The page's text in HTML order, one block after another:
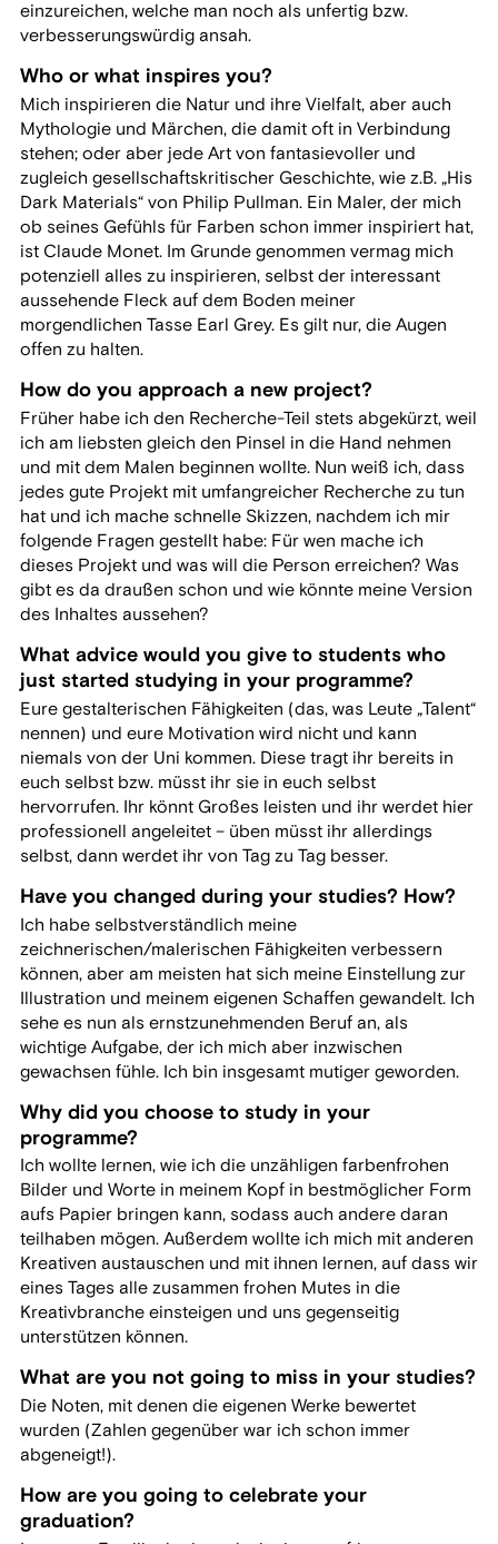
einzureichen, welche man noch als unfertig bzw.
verbesserungswürdig ansah.
Who or what inspires you?
Mich inspirieren die Natur und ihre Vielfalt, aber auch
Mythologie und Märchen, die damit oft in Verbindung
stehen; oder aber jede Art von fantasievoller und
zugleich gesellschaftskritischer Geschichte, wie z.B. „His
Dark Materials“ von Philip Pullman. Ein Maler, der mich
ob seines Gefühls für Farben schon immer inspiriert hat,
ist Claude Monet. Im Grunde genommen vermag mich
potenziell alles zu inspirieren, selbst der interessant
aussehende Fleck auf dem Boden meiner
morgendlichen Tasse Earl Grey. Es gilt nur, die Augen
offen zu halten.
How do you approach a new project?
Früher habe ich den Recherche-Teil stets abgekürzt, weil
ich am liebsten gleich den Pinsel in die Hand nehmen
und mit dem Malen beginnen wollte. Nun weiß ich, dass
jedes gute Projekt mit umfangreicher Recherche zu tun
hat und ich mache schnelle Skizzen, nachdem ich mir
folgende Fragen gestellt habe: Für wen mache ich
dieses Projekt und was will die Person erreichen? Was
gibt es da draußen schon und wie könnte meine Version
des Inhaltes aussehen?
What advice would you give to students who
just started studying in your programme?
Eure gestalterischen Fähigkeiten (das, was Leute „Talent“
nennen) und eure Motivation wird nicht und kann
niemals von der Uni kommen. Diese tragt ihr bereits in
euch selbst bzw. müsst ihr sie in euch selbst
hervorrufen. Ihr könnt Großes leisten und ihr werdet hier
professionell angeleitet – üben müsst ihr allerdings
selbst, dann werdet ihr von Tag zu Tag besser.
Have you changed during your studies? How?
Ich habe selbstverständlich meine
zeichnerischen/malerischen Fähigkeiten verbessern
können, aber am meisten hat sich meine Einstellung zur
Illustration und meinem eigenen Schaffen gewandelt. Ich
sehe es nun als ernstzunehmenden Beruf an, als
wichtige Aufgabe, der ich mich aber inzwischen
gewachsen fühle. Ich bin insgesamt mutiger geworden.
Why did you choose to study in your
programme?
Ich wollte lernen, wie ich die unzähligen farbenfrohen
Bilder und Worte in meinem Kopf in bestmöglicher Form
aufs Papier bringen kann, sodass auch andere daran
teilhaben mögen. Außerdem wollte ich mich mit anderen
Kreativen austauschen und mit ihnen lernen, auf dass wir
eines Tages alle zusammen frohen Mutes in die
Kreativbranche einsteigen und uns gegenseitig
unterstützen können.
What are you not going to miss in your studies?
Die Noten, mit denen die eigenen Werke bewertet
wurden (Zahlen gegenüber war ich schon immer
abgeneigt!).
How are you going to celebrate your
graduation?